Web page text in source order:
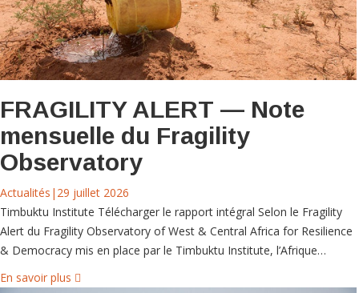
FRAGILITY ALERT — Note
mensuelle du Fragility
Observatory
Actualités | 29 juillet 2026
Timbuktu Institute Télécharger le rapport intégral Selon le Fragility
Alert du Fragility Observatory of West & Central Africa for Resilience
& Democracy mis en place par le Timbuktu Institute, l’Afrique…
En savoir plus